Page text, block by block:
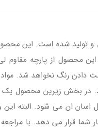
تولید شده است. این
این محصول از پارچه
دادن رنگ نخواهد شد.
در بخش زیرین محصول یک
شما قرار می دهد. با